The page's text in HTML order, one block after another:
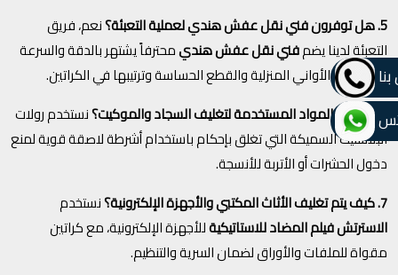
5. هل توفرون فني نقل عفش هندي لعملية التعبئة؟
نعم، فريق
التعبئة لدينا يضمفني نقل عفش هنديمحترفاً يشتهر بالدقة والسرعة
في تغليف الأواني المنزلية والقطع الحساسة وترتيبها في الكراتين.
6. ما هي المواد المستخدمة لتغليف السجاد والموكيت؟
نستخدم رولات
البلاستيك السميكة التي تغلق بإحكام باستخدام أشرطة لاصقة قوية لمنع
دخول الحشرات أو الأتربة للأنسجة.
7. كيف يتم تغليف الأثاث المكتبي والأجهزة الإلكترونية؟
نستخدم
الاسترتش فيلم المضاد للاستاتيكيةللأجهزة الإلكترونية، مع كراتين
مقواة للملفات والأوراق لضمان السرية والتنظيم.